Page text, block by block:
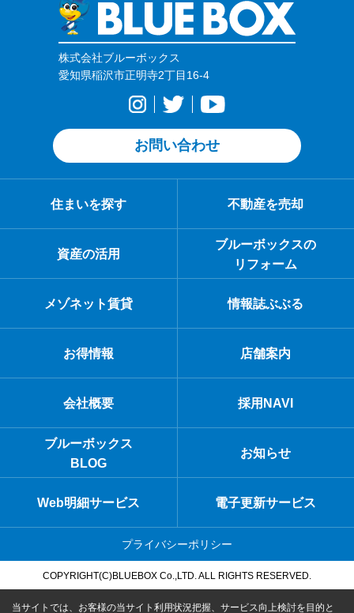
株式会社ブルーボックス
愛知県稲沢市正明寺2丁目16-4
お問い合わせ
住まいを探す 不動産を売却
資産の活用
ブルーボックスの
リフォーム
メゾネット賃貸 情報誌ぶぶる
お得情報 店舗案内
会社概要 採用NAVI
ブルーボックス
BLOG
お知らせ
Web明細サービス 電子更新サービス
プライバシーポリシー
COPYRIGHT(C)BLUEBOX Co.,LTD. ALL RIGHTS RESERVED.
当サイトでは、お客様の当サイト利用状況把握、サービス向上検討を目的と